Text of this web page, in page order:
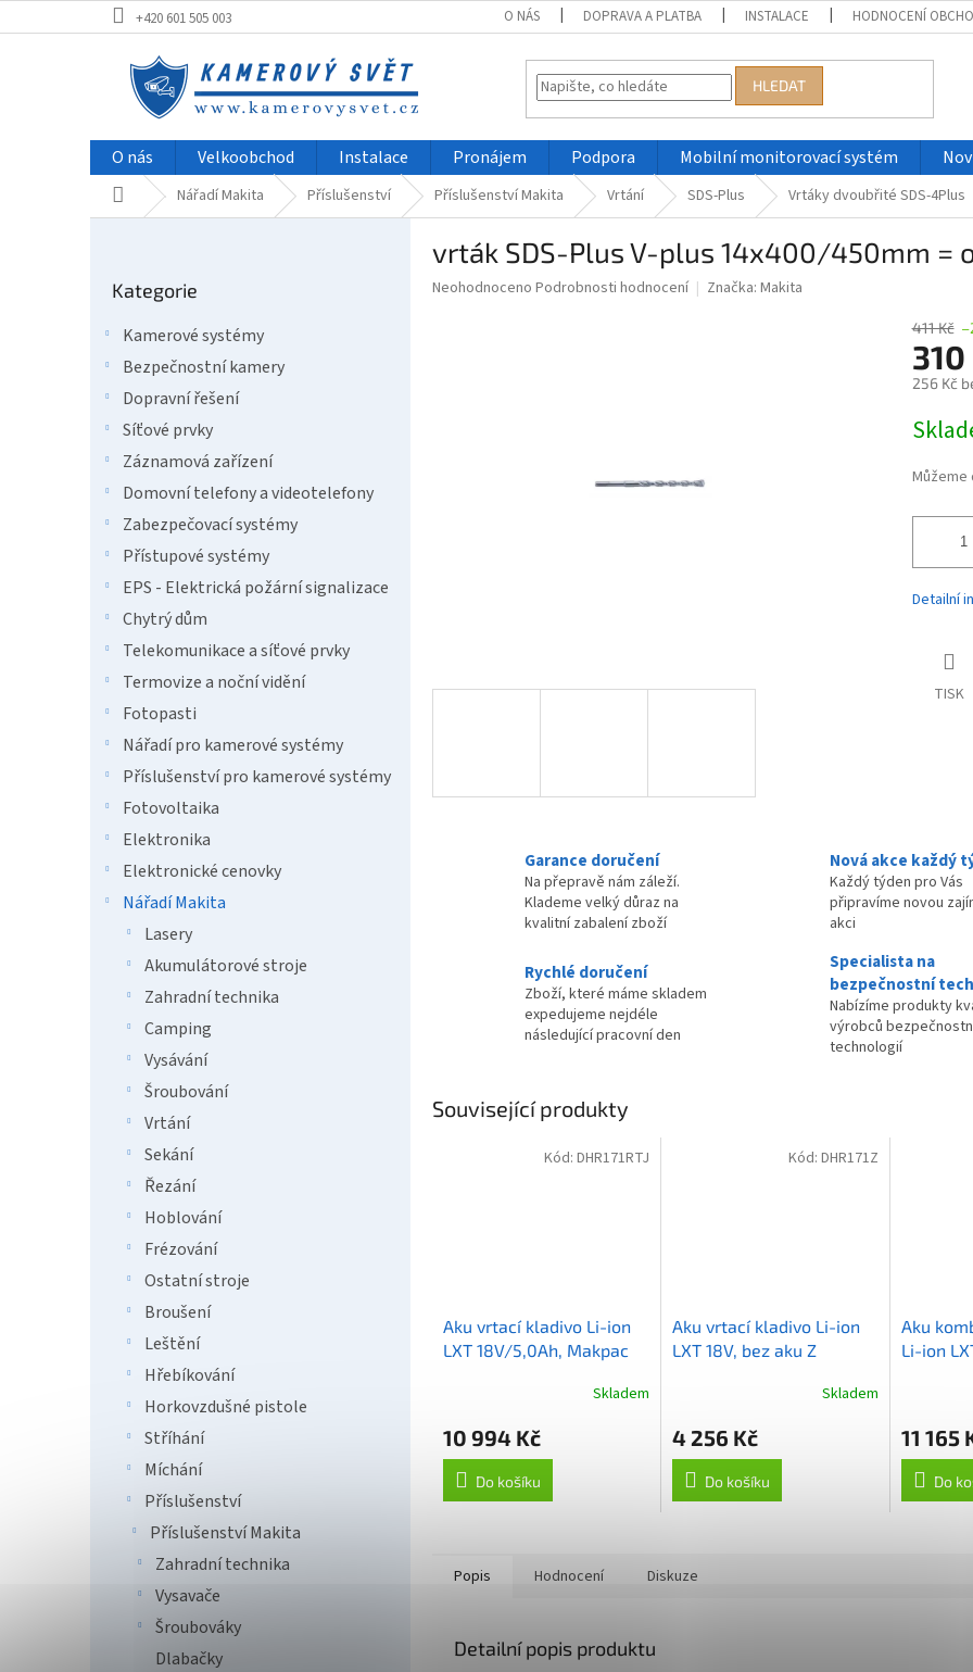
na
+420 601 505 003 O NÁS DOPRAVA A PLATBA INSTALACE HODNOCENÍ
HLEDAT
O nás Velkoobchod Instalace Pronájem Podpora Mobilní monitorovací systém
Domů Nářadí Makita Příslušenství Příslušenství Makita Vrtání SDS-Plus Vrtáky dvoubřité SDS-4Plus
kategorie
Kategorie
Kamerové systémy
Bezpečnostní kamery
Dopravní řešení
Síťové prvky
Záznamová zařízení
Domovní telefony a videotelefony
Zabezpečovací systémy
Přístupové systémy
EPS - Elektrická požární signalizace
Chytrý dům
Telekomunikace a síťové prvky
Termovize a noční vidění
Fotopasti
Nářadí pro kamerové systémy
Příslušenství pro kamerové systémy
Fotovoltaika
Elektronika
Elektronické cenovky
Nářadí Makita
Lasery
Akumulátorové stroje
Zahradní technika
Camping
Vysávání
Šroubování
Vrtání
Sekání
Řezání
Hoblování
Frézování
Ostatní stroje
Broušení
Leštění
Hřebíkování
Horkovzdušné pistole
Stříhání
Míchání
Příslušenství
Příslušenství Makita
Zahradní technika
Vysavače
Šroubováky
Dlabačky
vrták SDS-Plus V-plus 14x400/450mm =
Průměrné
Neohodnoceno Podrobnosti hodnocení Značka: Makita
411 Kč
310
256 Kč
cena:
Můžeme
Detailní
TISK
Garance doručení
Na přepravě nám záleží.
Klademe velký důraz na
kvalitní zabalení zboží
Nová akce každý
Každý týden pro Vás
připravíme novou
akci
Rychlé doručení
Zboží, které máme skladem
expedujeme nejdéle
následující pracovní den
Specialista na
bezpečnostní
Nabízíme produkty
výrobců
technologií
Související produkty
Aku vrtací kladivo Li-ion
LXT 18V/5,0Ah, Makpac
Skladem
10 994 Kč
Do košíku
Kód: DHR171RTJ
Aku vrtací kladivo Li-ion
LXT 18V, bez aku Z
Skladem
4 256 Kč
Do košíku
Kód: DHR171Z
Aku
Li-ion
11 165
Do
Popis Hodnocení Diskuze
Detailní popis produktu